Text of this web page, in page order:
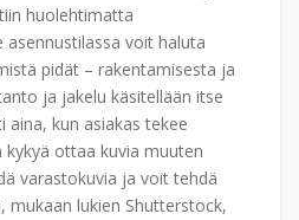
huolehtimatta
asennustilassa voit haluta
pidät – rakentamisesta ja
ja jakelu käsitellään itse
aina, kun asiakas tekee
kykyä ottaa kuvia muuten
varastokuvia ja voit tehdä
mukaan lukien Shutterstock,